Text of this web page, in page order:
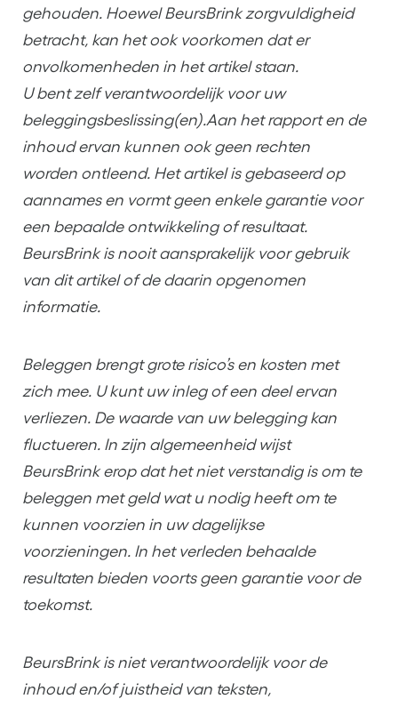
gehouden. Hoewel BeursBrink zorgvuldigheid
betracht, kan het ook voorkomen dat er
onvolkomenheden in het artikel staan.
U bent zelf verantwoordelijk voor uw
beleggingsbeslissing(en).Aan het rapport en de
inhoud ervan kunnen ook geen rechten
worden ontleend. Het artikel is gebaseerd op
aannames en vormt geen enkele garantie voor
een bepaalde ontwikkeling of resultaat.
BeursBrink is nooit aansprakelijk voor gebruik
van dit artikel of de daarin opgenomen
informatie.
Beleggen brengt grote risico’s en kosten met
zich mee. U kunt uw inleg of een deel ervan
verliezen. De waarde van uw belegging kan
fluctueren. In zijn algemeenheid wijst
BeursBrink erop dat het niet verstandig is om te
beleggen met geld wat u nodig heeft om te
kunnen voorzien in uw dagelijkse
voorzieningen. In het verleden behaalde
resultaten bieden voorts geen garantie voor de
toekomst.
BeursBrink is niet verantwoordelijk voor de
inhoud en/of juistheid van teksten,